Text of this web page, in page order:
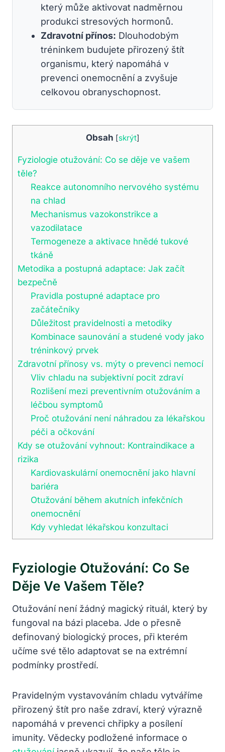
který může aktivovat nadměrnou
produkci stresových hormonů.
Zdravotní přínos: Dlouhodobým
tréninkem budujete přirozený štít
organismu, který napomáhá v
prevenci onemocnění a zvyšuje
celkovou obranyschopnost.
Obsah [skrýt]
Fyziologie otužování: Co se děje ve vašem
těle?
Reakce autonomního nervového systému
na chlad
Mechanismus vazokonstrikce a
vazodilatace
Termogeneze a aktivace hnědé tukové
tkáně
Metodika a postupná adaptace: Jak začít
bezpečně
Pravidla postupné adaptace pro
začátečníky
Důležitost pravidelnosti a metodiky
Kombinace saunování a studené vody jako
tréninkový prvek
Zdravotní přínosy vs. mýty o prevenci nemocí
Vliv chladu na subjektivní pocit zdraví
Rozlišení mezi preventivním otužováním a
léčbou symptomů
Proč otužování není náhradou za lékařskou
péči a očkování
Kdy se otužování vyhnout: Kontraindikace a
rizika
Kardiovaskulární onemocnění jako hlavní
bariéra
Otužování během akutních infekčních
onemocnění
Kdy vyhledat lékařskou konzultaci
Fyziologie Otužování: Co Se
Děje Ve Vašem Těle?
Otužování není žádný magický rituál, který by
fungoval na bázi placeba. Jde o přesně
definovaný biologický proces, při kterém
učíme své tělo adaptovat se na extrémní
podmínky prostředí.
Pravidelným vystavováním chladu vytváříme
přirozený štít pro naše zdraví, který výrazně
napomáhá v prevenci chřipky a posílení
imunity. Vědecky podložené informace o